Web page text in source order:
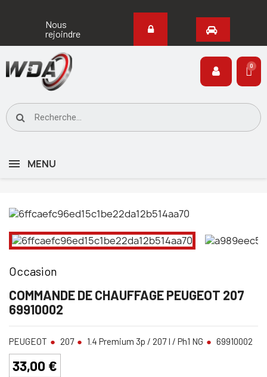
Nous
rejoindre
MENU
Occasion
COMMANDE DE CHAUFFAGE PEUGEOT 207
69910002
PEUGEOT 207 1.4 Premium 3p / 207 I / Ph1 NG 69910002
33,00 €